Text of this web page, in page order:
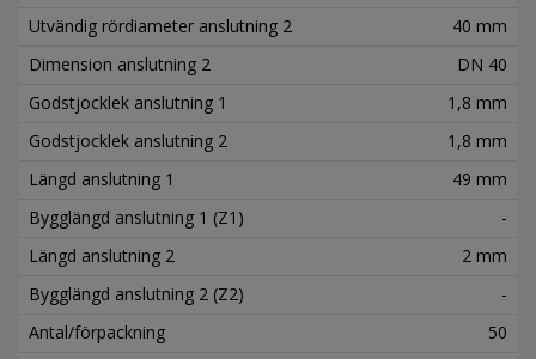
Utvändig rördiameter anslutning 2
40 mm
Dimension anslutning 2
DN 40
Godstjocklek anslutning 1
1,8 mm
Godstjocklek anslutning 2
1,8 mm
Längd anslutning 1
49 mm
Bygglängd anslutning 1 (Z1)
-
Längd anslutning 2
2 mm
Bygglängd anslutning 2 (Z2)
-
Antal/förpackning
50